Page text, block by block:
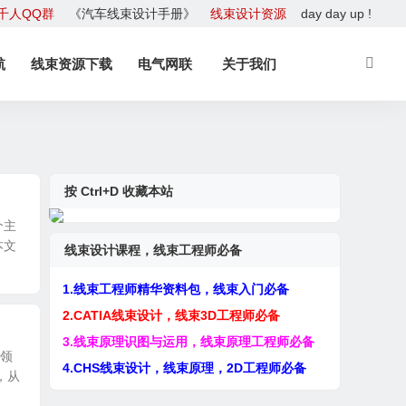
人QQ群 《汽车线束设计手册》 线束设计资源 day day up !
线束资源下载 电气网联 关于我们
主
文
从
按 Ctrl+D 收藏本站
线束设计课程，线束工程师必备
1.线束工程师精华资料包，线束入门必备
2.CATIA线束设计，线束3D工程师必备
3.线束原理识图与运用，线束原理工程师必备
4.CHS线束设计，线束原理，2D工程师必备